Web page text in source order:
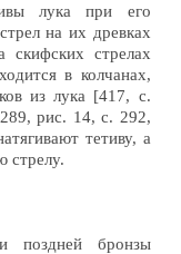
лука при его
на их древках
скифских стрелах
в колчанах,
из лука [417, с.
рис. 14, с. 292,
тетиву, а
стрелу.
поздней бронзы